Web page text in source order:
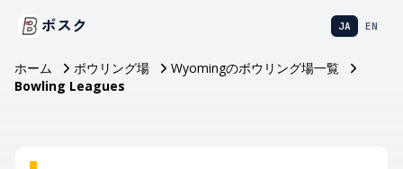
ボスク JA EN
ホーム ボウリング場
Wyomingのボウリング場一覧
Bowling Leagues